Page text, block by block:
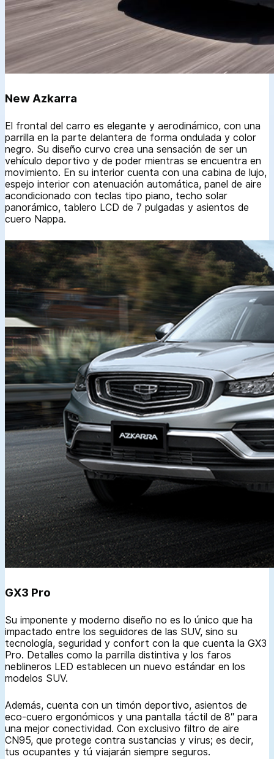
New Azkarra
El frontal del carro es elegante y aerodinámico, con una
parrilla en la parte delantera de forma ondulada y color
negro. Su diseño curvo crea una sensación de ser un
vehículo deportivo y de poder mientras se encuentra en
movimiento. En su interior cuenta con una cabina de lujo,
espejo interior con atenuación automática, panel de aire
acondicionado con teclas tipo piano, techo solar
panorámico, tablero LCD de 7 pulgadas y asientos de
cuero Nappa.
GX3 Pro
Su imponente y moderno diseño no es lo único que ha
impactado entre los seguidores de las SUV, sino su
tecnología, seguridad y confort con la que cuenta la GX3
Pro. Detalles como la parrilla distintiva y los faros
neblineros LED establecen un nuevo estándar en los
modelos SUV.
Además, cuenta con un timón deportivo, asientos de
eco-cuero ergonómicos y una pantalla táctil de 8″ para
una mejor conectividad. Con exclusivo filtro de aire
CN95, que protege contra sustancias y virus; es decir,
tus ocupantes y tú viajarán siempre seguros.